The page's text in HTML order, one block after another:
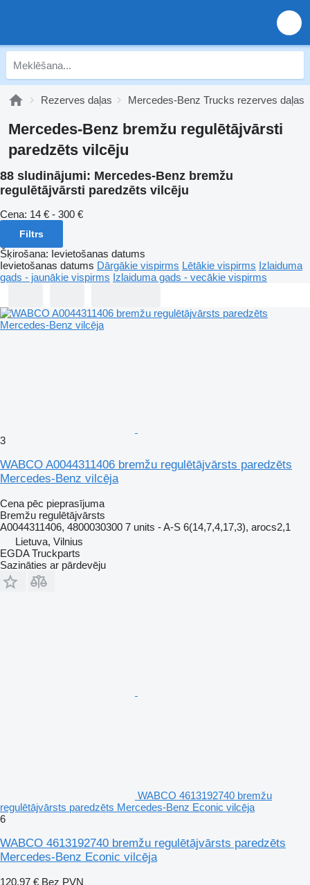
Rezerves daļas Mercedes-Benz Trucks rezerves daļas
Mercedes-Benz bremžu regulētājvārsti
paredzēts vilcēju
88 sludinājumi: Mercedes-Benz bremžu
regulētājvārsti paredzēts vilcēju
Cena: 14 € - 300 €
Filtrs
Šķirošana: Ievietošanas datums
Ievietošanas datums Dārgākie vispirms Lētākie vispirms Izlaiduma
gads - jaunākie vispirms Izlaiduma gads - vecākie vispirms
3
WABCO A0044311406 bremžu regulētājvārsts paredzēts
Mercedes-Benz vilcēja
Cena pēc pieprasījuma
Bremžu regulētājvārsts
A0044311406, 4800030300 7 units - A-S 6(14,7,4,17,3), arocs2,1
Lietuva, Vilnius
EGDA Truckparts
Sazināties ar pārdevēju
WABCO 4613192740 bremžu
regulētājvārsts paredzēts Mercedes-Benz Econic vilcēja
6
WABCO 4613192740 bremžu regulētājvārsts paredzēts
Mercedes-Benz Econic vilcēja
120,97 € Bez PVN